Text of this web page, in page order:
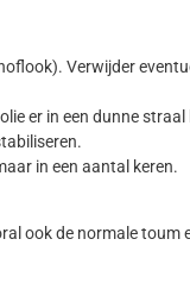
Verwijder
er in een dunne
in een aantal keren.
ook de normale toum